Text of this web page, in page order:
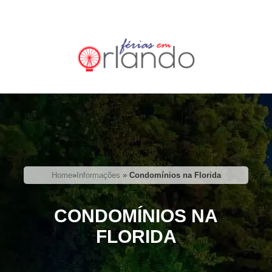
Home»Informações » Condomínios na Florida
CONDOMÍNIOS NA
FLORIDA